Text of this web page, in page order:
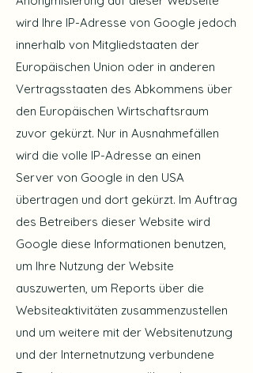
wird Ihre IP-Adresse von Google jedoch
innerhalb von Mitgliedstaaten der
Europäischen Union oder in anderen
Vertragsstaaten des Abkommens über
den Europäischen Wirtschaftsraum
zuvor gekürzt. Nur in Ausnahmefällen
wird die volle IP-Adresse an einen
Server von Google in den USA
übertragen und dort gekürzt. Im Auftrag
des Betreibers dieser Website wird
Google diese Informationen benutzen,
um Ihre Nutzung der Website
auszuwerten, um Reports über die
Websiteaktivitäten zusammenzustellen
und um weitere mit der Websitenutzung
und der Internetnutzung verbundene